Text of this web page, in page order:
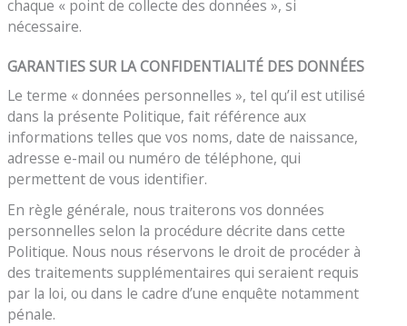
chaque « point de collecte des données », si
nécessaire.
GARANTIES SUR LA CONFIDENTIALITÉ DES DONNÉES
Le terme « données personnelles », tel qu’il est utilisé
dans la présente Politique, fait référence aux
informations telles que vos noms, date de naissance,
adresse e-mail ou numéro de téléphone, qui
permettent de vous identifier.
En règle générale, nous traiterons vos données
personnelles selon la procédure décrite dans cette
Politique. Nous nous réservons le droit de procéder à
des traitements supplémentaires qui seraient requis
par la loi, ou dans le cadre d’une enquête notamment
pénale.